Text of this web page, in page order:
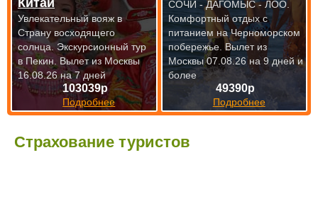
Страхование туристов
103039р
Подробнее
Китай
Увлекательный вояж в
Страну восходящего
солнца. Экскурсионный тур
в Пекин. Вылет из Москвы
16.08.26 на 7 дней
49390р
Подробнее
СОЧИ - ДАГОМЫС - ЛОО.
Комфортный отдых с
питанием на Черноморском
побережье.Вылет из
Москвы 07.08.26 на 9 дней и
более